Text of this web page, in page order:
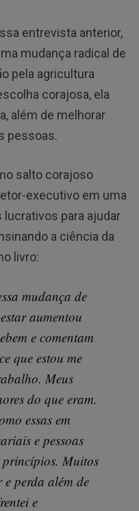
entrevista anterior,
mudança radical de
pela agricultura
corajosa, ela
além de melhorar
pessoas.
salto corajoso
executivo em uma
para ajudar
a ciência da
livro:
mudança de
aumentou
e comentam
que estou me
Meus
do que eram.
essas em
e pessoas
princípios. Muitos
perda além de
e